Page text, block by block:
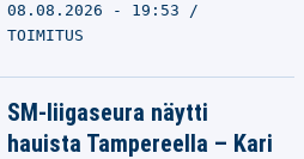
08.08.2026 - 19:53
TOIMITUS
SM-liigaseura näytti
hauista Tampereella – Kari